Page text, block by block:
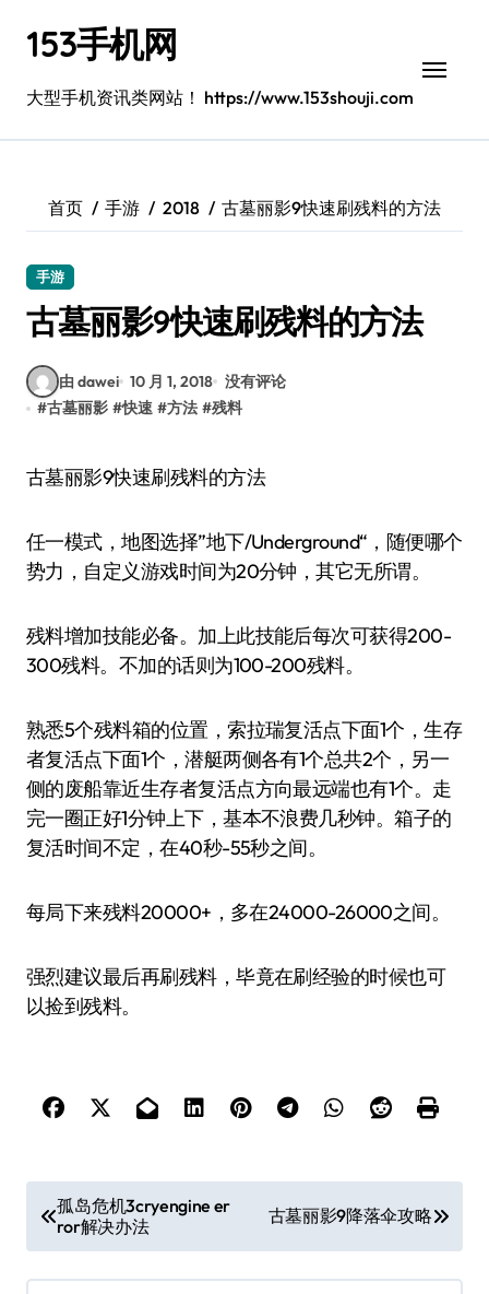
153手机网
大型手机资讯类网站！ https://www.153shouji.com
首页 手游 2018 古墓丽影9快速刷残料的方法
手游
古墓丽影9快速刷残料的方法
由 dawei 10 月 1, 2018 没有评论
#古墓丽影 #快速 #方法 #残料
古墓丽影9快速刷残料的方法
任一模式，地图选择”地下/Underground“，随便哪个
势力，自定义游戏时间为20分钟，其它无所谓。
残料增加技能必备。加上此技能后每次可获得200-
300残料。不加的话则为100-200残料。
熟悉5个残料箱的位置，索拉瑞复活点下面1个，生存
者复活点下面1个，潜艇两侧各有1个总共2个，另一
侧的废船靠近生存者复活点方向最远端也有1个。走
完一圈正好1分钟上下，基本不浪费几秒钟。箱子的
复活时间不定，在40秒-55秒之间。
每局下来残料20000+，多在24000-26000之间。
强烈建议最后再刷残料，毕竟在刷经验的时候也可
以捡到残料。
章
导
孤岛危机3cryengine er
ror解决办法
古墓丽影9降落伞攻略